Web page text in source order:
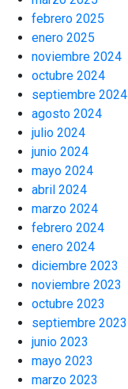
febrero 2025
enero 2025
noviembre 2024
octubre 2024
septiembre 2024
agosto 2024
julio 2024
junio 2024
mayo 2024
abril 2024
marzo 2024
febrero 2024
enero 2024
diciembre 2023
noviembre 2023
octubre 2023
septiembre 2023
junio 2023
mayo 2023
marzo 2023